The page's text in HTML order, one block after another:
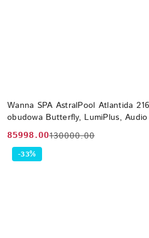
Wanna SPA AstralPool Atlantida
obudowa Butterfly, LumiPlus,
Cena
promocyjna:
85998.00
Cena
przed
130000.00
-33%